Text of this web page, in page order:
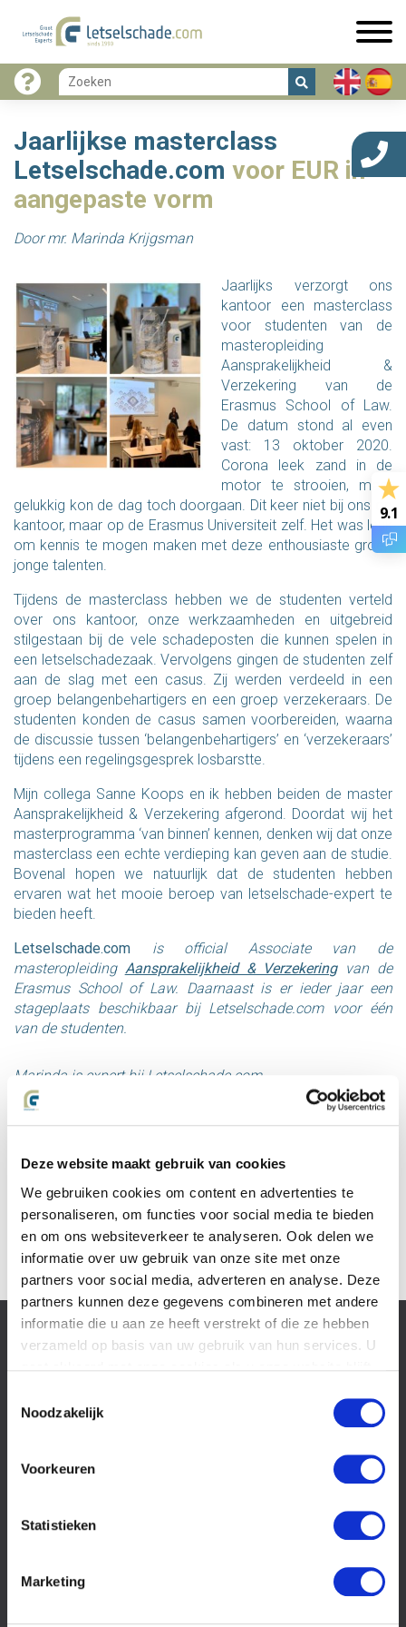
Deze website maakt gebruik van cookies
We gebruiken cookies om content en advertenties te
personaliseren, om functies voor social media te bieden
en om ons websiteverkeer te analyseren. Ook delen we
informatie over uw gebruik van onze site met onze
partners voor social media, adverteren en analyse. Deze
partners kunnen deze gegevens combineren met andere
informatie die u aan ze heeft verstrekt of die ze hebben
verzameld op basis van uw gebruik van hun services. U
Noodzakelijk
Voorkeuren
Statistieken
Marketing
Jaarlijkse masterclass
Letselschade.com voor EUR in
aangepaste vorm
Door mr. Marinda Krijgsman
Jaarlijks verzorgt ons
kantoor een masterclass
voor studenten van de
masteropleiding
Aansprakelijkheid &
Verzekering van de
Erasmus School of Law.
De datum stond al even
vast: 13 oktober 2020.
Corona leek zand in de
motor te strooien, maar
gelukkig kon de dag toch doorgaan. Dit keer niet bij ons op
kantoor, maar op de Erasmus Universiteit zelf. Het was leuk
om kennis te mogen maken met deze enthousiaste groep
jonge talenten.
Tijdens de masterclass hebben we de studenten verteld
over ons kantoor, onze werkzaamheden en uitgebreid
stilgestaan bij de vele schadeposten die kunnen spelen in
een letselschadezaak. Vervolgens gingen de studenten zelf
aan de slag met een casus. Zij werden verdeeld in een
groep belangenbehartigers en een groep verzekeraars. De
studenten konden de casus samen voorbereiden, waarna
de discussie tussen ‘belangenbehartigers’ en ‘verzekeraars’
tijdens een regelingsgesprek losbarstte.
Mijn collega Sanne Koops en ik hebben beiden de master
Aansprakelijkheid & Verzekering afgerond. Doordat wij het
masterprogramma ‘van binnen’ kennen, denken wij dat onze
masterclass een echte verdieping kan geven aan de studie.
Bovenal hopen we natuurlijk dat de studenten hebben
ervaren wat het mooie beroep van letselschade-expert te
bieden heeft.
Letselschade.com
is official Associate van de
masteropleiding Aansprakelijkheid & Verzekeringvan de
Erasmus School of Law. Daarnaast is er ieder jaar een
stageplaats beschikbaar bij Letselschade.com voor één
van de studenten.
Marinda is expert bij Letselschade.com
078 6 443 440
Slachtoffer van
Wat is
letselschadeproces
overlijdensschade?
Kosten
9.1